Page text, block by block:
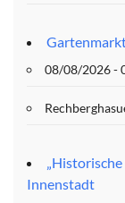
08/08/2026 -
Innenstadt